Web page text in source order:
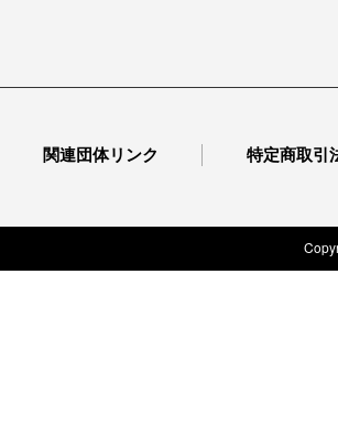
関連団体リンク 特定商取引